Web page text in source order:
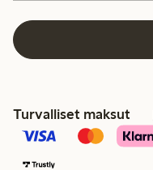
Turvalliset maksut